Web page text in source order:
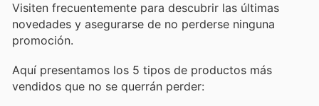
Visiten frecuentemente para descubrir las últimas
novedades y asegurarse de no perderse ninguna
promoción.
Aquí presentamos los 5 tipos de productos más
vendidos que no se querrán perder: